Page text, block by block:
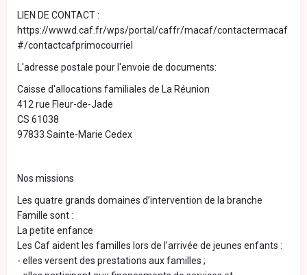
LIEN DE CONTACT :
https://wwwd.caf.fr/wps/portal/caffr/macaf/contactermacaf
#/contactcafprimocourriel
L'adresse postale pour l'envoie de documents:
Caisse d'allocations familiales de La Réunion
412 rue Fleur-de-Jade
CS 61038
97833 Sainte-Marie Cedex
Nos missions
Les quatre grands domaines d’intervention de la branche
Famille sont :
La petite enfance
Les Caf aident les familles lors de l’arrivée de jeunes enfants :
- elles versent des prestations aux familles ;